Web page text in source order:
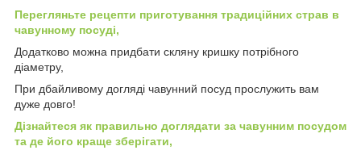
Перегляньте рецепти приготування традиційних страв в
чавунному посуді,
Додатково можна придбати скляну кришку потрібного
діаметру,
При дбайливому догляді чавунний посуд прослужить вам
дуже довго!
Дізнайтеся як правильно доглядати за чавунним посудом
та де його краще зберігати,